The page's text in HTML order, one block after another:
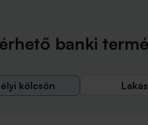
banki
kölcsön